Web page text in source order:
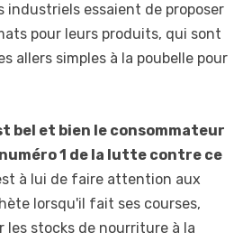
industriels essaient de proposer
pour leurs produits, qui sont
allers simples à la poubelle pour
bel et bien le consommateur
1 de la lutte contre ce
à lui de faire attention aux
lorsqu'il fait ses courses,
les stocks de nourriture à la